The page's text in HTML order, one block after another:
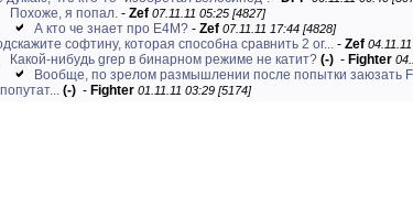
Похоже, я попал. - Zef 07.11.11 05:25 [4827]
А кто че знает про Е4М? - Zef 07.11.11 17:44 [4828]
софтину, которая способна сравнить 2 ог... - Zef
Какой-нибудь grep в бинарном режиме не катит? (-) - Fighter
Вообще, по зрелом размышлении после попытки заюзать
(-) - Fighter 01.11.11 03:29 [5174]